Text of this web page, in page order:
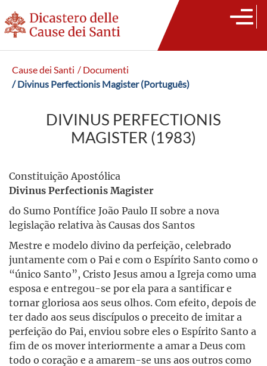
Cause dei Santi / Documenti
/ Divinus Perfectionis Magister (Português)
DIVINUS PERFECTIONIS
MAGISTER (1983)
Constituição Apostólica
Divinus Perfectionis Magister
do Sumo Pontífice João Paulo II sobre a nova
legislação relativa às Causas dos Santos
Mestre e modelo divino da perfeição, celebrado
juntamente com o Pai e com o Espírito Santo como o
“único Santo”, Cristo Jesus amou a Igreja como uma
esposa e entregou-se por ela para a santificar e
tornar gloriosa aos seus olhos. Com efeito, depois de
ter dado aos seus discípulos o preceito de imitar a
perfeição do Pai, enviou sobre eles o Espírito Santo a
fim de os mover interiormente a amar a Deus com
todo o coração e a amarem-se uns aos outros como